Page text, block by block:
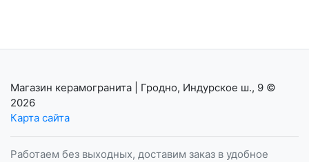
Магазин керамогранита | Гродно, Индурское ш., 9 ©
2026
Карта сайта
Работаем без выходных, доставим заказ в удобное